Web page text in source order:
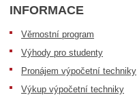
INFORMACE
Věrnostní program
Výhody pro studenty
Pronájem výpočetní techniky
Výkup výpočetní techniky